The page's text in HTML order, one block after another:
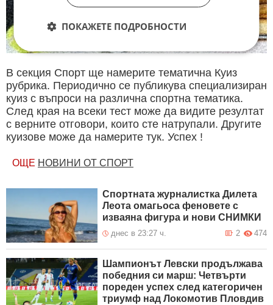
В секция Спорт ще намерите тематична Куиз
рубрика. Периодично се публикува специализиран
куиз с въпроси на различна спортна тематика.
След края на всеки тест може да видите резултат
с верните отговори, които сте натрупали. Другите
куизове може да намерите тук. Успех !
ОЩЕ НОВИНИ ОТ СПОРТ
Спортната журналистка Дилета
Леота омагьоса феновете с
изваяна фигура и нови СНИМКИ
днес в 23:27 ч. 474
2
Шампионът Левски продължава
победния си марш: Четвърти
пореден успех след категоричен
триумф над Локомотив Пловдив
ПОКАЖЕТЕ ПОДРОБНОСТИ